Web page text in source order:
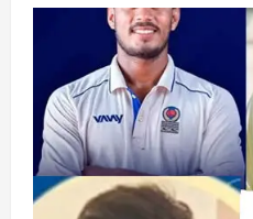
3
छत्तीसगढ़
भोरमदेव
सरोधा
August
छत्तीसगढ़